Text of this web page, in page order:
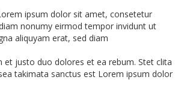
ipsum dolor sit amet, consetetur
nonumy eirmod tempor invidunt ut
aliquyam erat, sed diam
et justo duo dolores et ea rebum. Stet clita
takimata sanctus est Lorem ipsum dolor